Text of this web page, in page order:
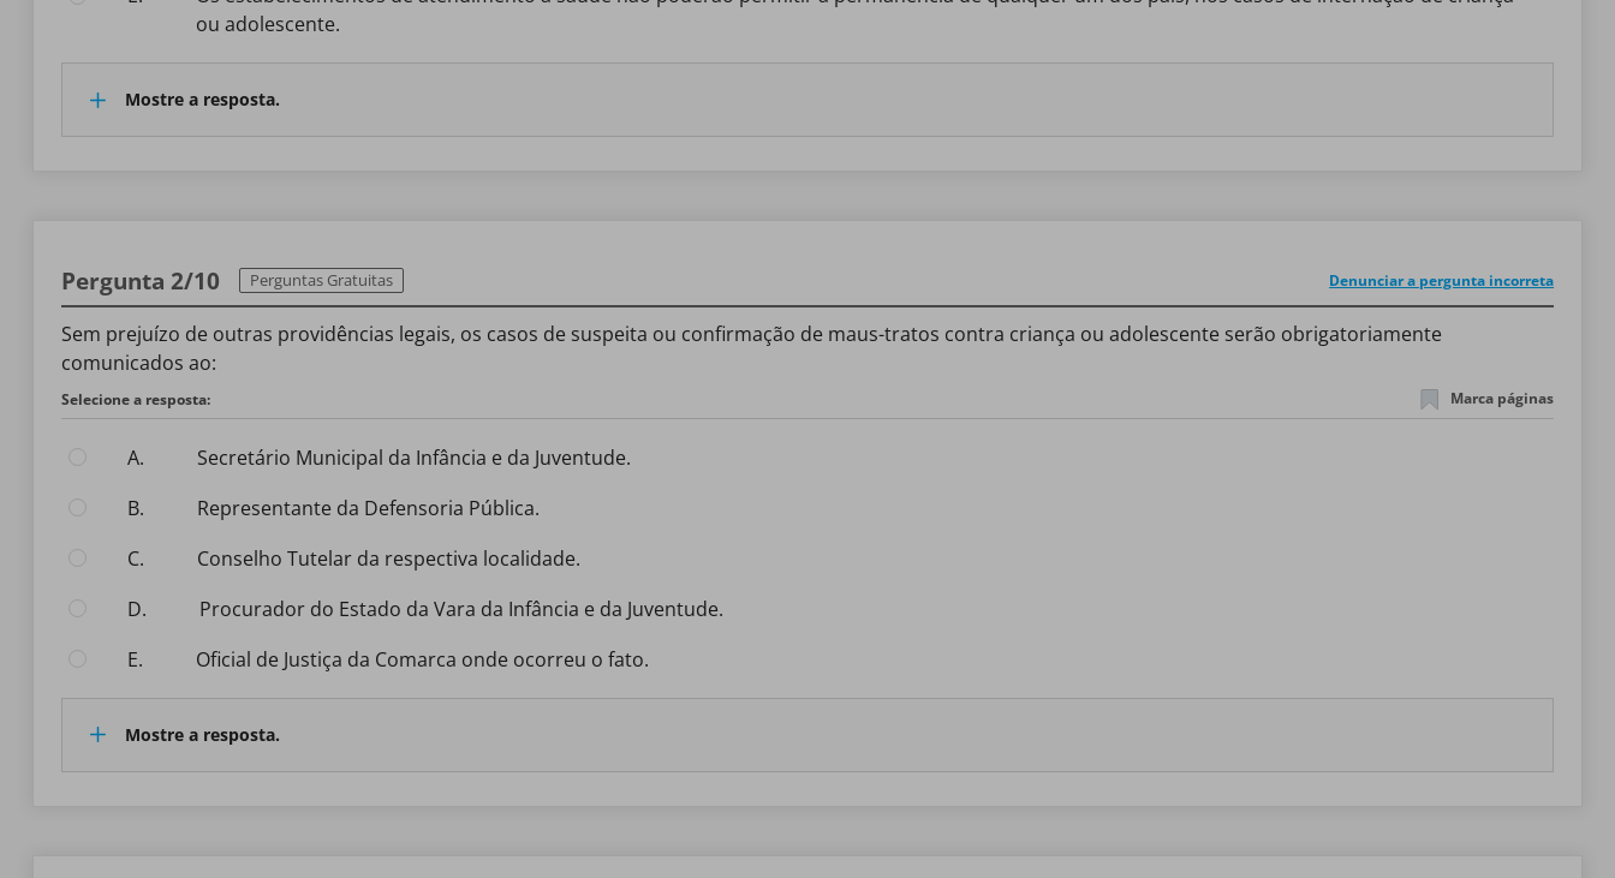
ou adolescente.
Mostre a resposta.
Pergunta 2/10 Perguntas Gratuitas Denunciar a pergunta incorreta
Sem prejuízo de outras providências legais, os casos de suspeita ou confirmação de maus-tratos contra criança ou adolescente serão obrigatoriamente
comunicados ao:
Selecione a resposta: Marca páginas
A.
Secretário Municipal da Infância e da Juventude.
B.
representante da Defensoria Pública.
C.
Conselho Tutelar da respectiva localidade.
D.
Procurador do Estado da Vara da Infância e da Juventude.
E.
Oficial de Justiça da Comarca onde ocorreu o fato.
Mostre a resposta.